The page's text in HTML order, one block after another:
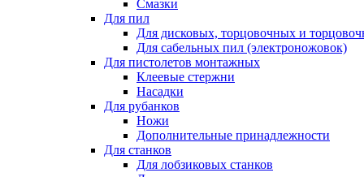
Смазки
Для пил
Для дисковых, торцовочных и
Для сабельных пил (электроножовок)
Для пистолетов монтажных
Клеевые стержни
Насадки
Для рубанков
Ножи
Дополнительные принадлежности
Для станков
Для лобзиковых станков